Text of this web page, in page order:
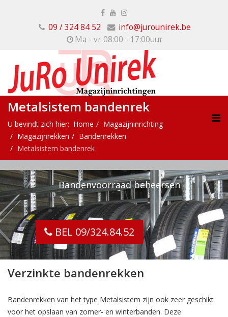
09 / 324 84 52
info@jurounirek.be
Ma - vr 08:00 - 17:00uur
Metalsistem bandenrek
U bevindt zich hier: Home
Magazijninrichting
Magazijnrekken
Bandenrekken
Metalsistem bandenrek
Bandenvoorraad beheersen
BEL 09/324.84.52
Verzinkte bandenrekken
Bandenrekken van het type Metalsistem zijn ook zeer geschikt
voor het opslaan van zomer- en winterbanden. Deze